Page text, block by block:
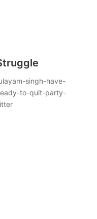
singh-have-
to-quit-party-